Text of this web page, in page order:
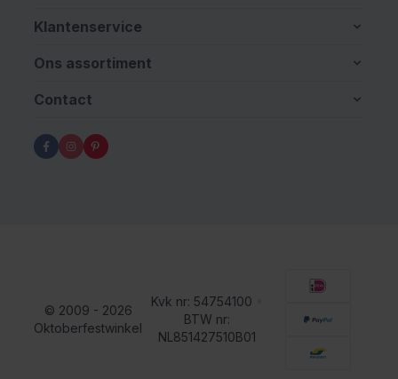
Klantenservice
Ons assortiment
Contact
© 2009 - 2026
Oktoberfestwinkel
Kvk nr: 54754100
BTW nr:
NL851427510B01